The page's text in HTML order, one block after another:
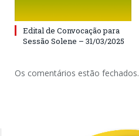
Edital de Convocação para
Sessão Solene – 31/03/2025
Os comentários estão fechados.